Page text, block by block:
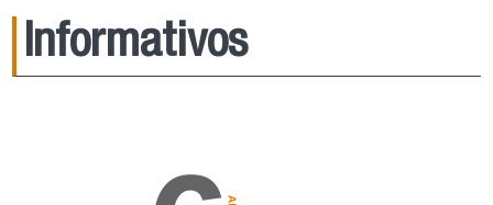
Informativos